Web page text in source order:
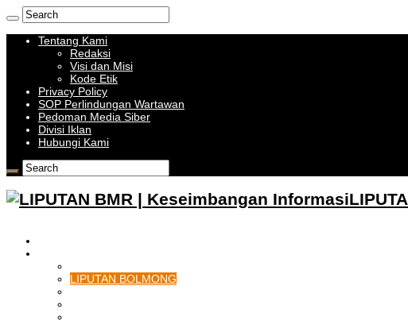
Tentang Kami
Redaksi
Visi dan Misi
Kode Etik
Privacy Policy
SOP Perlindungan Wartawan
Pedoman Media Siber
Divisi Iklan
Hubungi Kami
LIPUTAN BOLMONG